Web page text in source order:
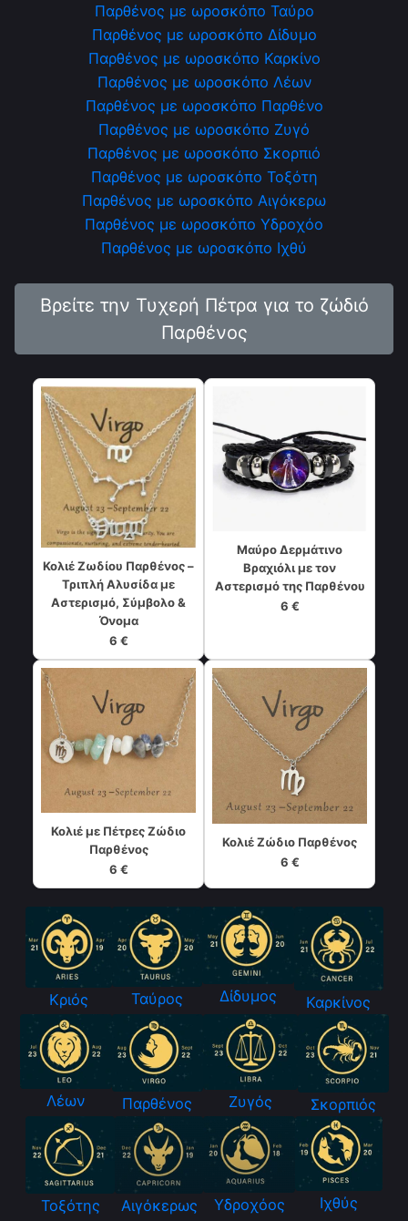
Παρθένος με ωροσκόπο Ταύρο
Παρθένος με ωροσκόπο Δίδυμο
Παρθένος με ωροσκόπο Καρκίνο
Παρθένος με ωροσκόπο Λέων
Παρθένος με ωροσκόπο Παρθένο
Παρθένος με ωροσκόπο Ζυγό
Παρθένος με ωροσκόπο Σκορπιό
Παρθένος με ωροσκόπο Τοξότη
Παρθένος με ωροσκόπο Αιγόκερω
Παρθένος με ωροσκόπο Υδροχόο
Παρθένος με ωροσκόπο Ιχθύ
Βρείτε την Τυχερή Πέτρα για το ζώδιό
Παρθένος
Κολιέ Ζωδίου Παρθένος –
Τριπλή Αλυσίδα με
Αστερισμό, Σύμβολο &
Όνομα
6 €
Μαύρο Δερμάτινο
Βραχιόλι με τον
Αστερισμό της Παρθένου
6 €
Κολιέ με Πέτρες Ζώδιο
Παρθένος
6 €
Κολιέ Ζώδιο Παρθένος
6 €
Κριός Ταύρος Δίδυμος Καρκίνος
Λέων Παρθένος Ζυγός Σκορπιός
Τοξότης Αιγόκερως Υδροχόος Ιχθύς